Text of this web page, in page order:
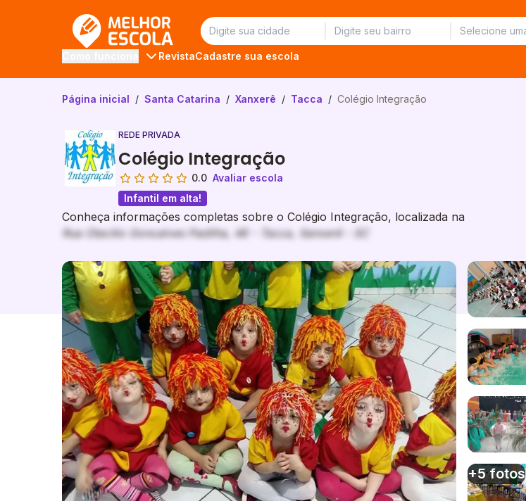
RevistaCadastre sua escola
Página inicial / Santa Catarina / Xanxerê / Tacca / Colégio Integração
REDE PRIVADA
Colégio Integração
0.0 Avaliar escola
Infantil em alta!
Conheça informações completas sobre o Colégio Integração, localizada na
Rua Otacilio Goncalves Padilha, 46 - Tacca, Xanxerê - SC
Galeria de imagem
Imagem 1
Imagem 2
Imagem 3
+5 fotos